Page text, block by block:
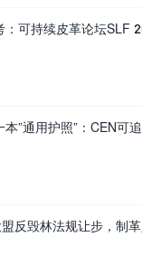
：可持续皮革论坛SLF
”通用护照”：CEN可
反毁林法规让步，制